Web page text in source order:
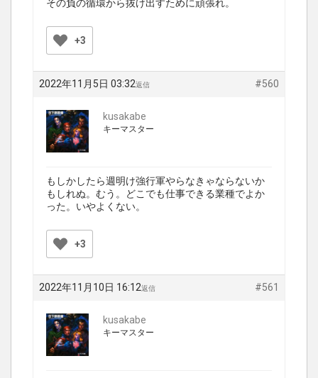
その負の循環から抜け出すために頑張れ。
+3
2022年11月5日 03:32 #560
返信
kusakabe
キーマスター
もしかしたら週明け強行軍やらなきゃならないか
もしれぬ。むう。どこでも仕事できる業種でよか
った。いやよくない。
+3
2022年11月10日 16:12 #561
返信
kusakabe
キーマスター